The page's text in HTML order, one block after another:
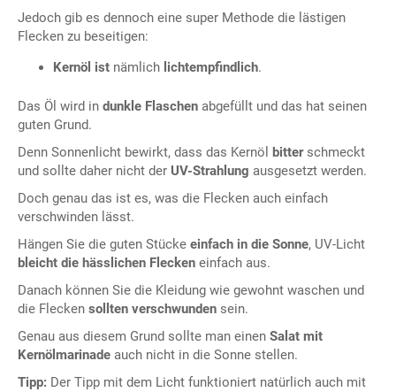
Jedoch gib es dennoch eine super Methode die lästigen
Flecken zu beseitigen:
Kernöl ist nämlich lichtempfindlich.
Das Öl wird in dunkle Flaschen abgefüllt und das hat seinen
guten Grund.
Denn Sonnenlicht bewirkt, dass das Kernöl
bitter schmeckt
und sollte daher nicht der UV-Strahlung ausgesetzt werden.
Doch genau das ist es, was die Flecken auch einfach
verschwinden lässt.
Hängen Sie die guten Stücke einfach in die Sonne, UV-Licht
bleicht die hässlichen Flecken einfach aus.
Danach können Sie die Kleidung wie gewohnt waschen und
die Flecken sollten verschwunden sein.
Genau aus diesem Grund sollte man einen Salat mit
Kernölmarinade auch nicht in die Sonne stellen.
Tipp: Der Tipp mit dem Licht funktioniert natürlich auch mit